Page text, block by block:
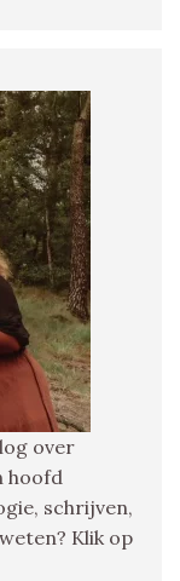
over
hoofd
schrijven,
Klik op